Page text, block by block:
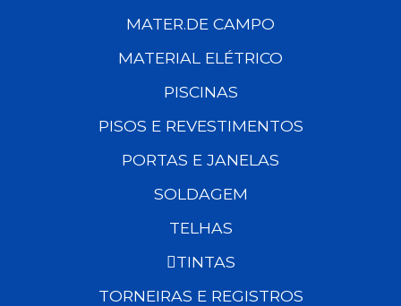
MATER.DE CAMPO
MATERIAL ELÉTRICO
PISCINAS
PISOS E REVESTIMENTOS
PORTAS E JANELAS
SOLDAGEM
TELHAS
TINTAS
TORNEIRAS E REGISTROS